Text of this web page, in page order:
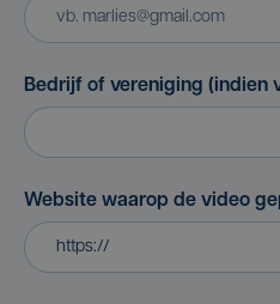
Bedrijf of vereniging (indien
Website waarop de video